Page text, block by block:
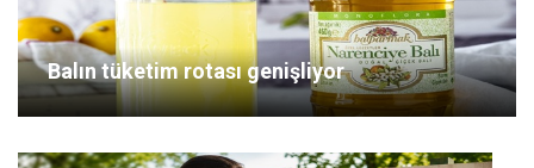
Balın tüketim rotası genişliyor